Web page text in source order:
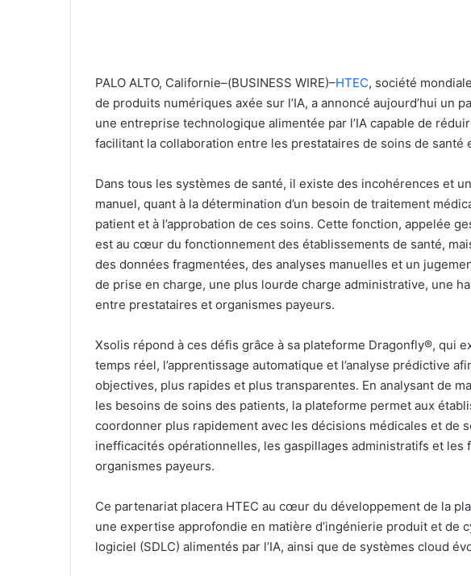
PALO ALTO, Californie–(BUSINESS WIRE)–HTEC, société
de produits numériques axée sur l’IA, a annoncé aujourd’hui un
une entreprise technologique alimentée par l’IA capable de
facilitant la collaboration entre les prestataires de soins de santé
Dans tous les systèmes de santé, il existe des incohérences et
manuel, quant à la détermination d’un besoin de traitement
patient et à l’approbation de ces soins. Cette fonction, appelée
est au cœur du fonctionnement des établissements de santé,
des données fragmentées, des analyses manuelles et un
de prise en charge, une plus lourde charge administrative, une
entre prestataires et organismes payeurs.
Xsolis répond à ces défis grâce à sa plateforme Dragonfly®, qui
temps réel, l’apprentissage automatique et l’analyse prédictive
objectives, plus rapides et plus transparentes. En analysant de
les besoins de soins des patients, la plateforme permet aux
coordonner plus rapidement avec les décisions médicales et de
inefficacités opérationnelles, les gaspillages administratifs et
organismes payeurs.
Ce partenariat placera HTEC au cœur du développement de la
une expertise approfondie en matière d’ingénierie produit et de
logiciel (SDLC) alimentés par l’IA, ainsi que de systèmes cloud